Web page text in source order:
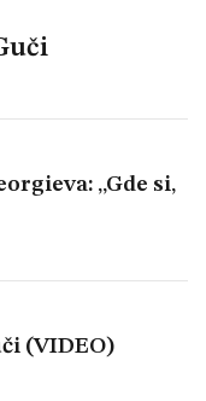
„Gde si,
(VIDEO)